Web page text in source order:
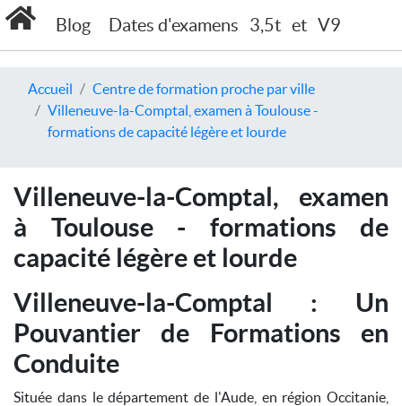
Blog Dates d'examens 3,5t et V9
Accueil
Centre de formation proche par ville
Villeneuve-la-Comptal, examen à Toulouse -
formations de capacité légère et lourde
Villeneuve-la-Comptal, examen
à Toulouse - formations de
capacité légère et lourde
Villeneuve-la-Comptal : Un
Pouvantier de Formations en
Conduite
Située dans le département de l'Aude, en région Occitanie,